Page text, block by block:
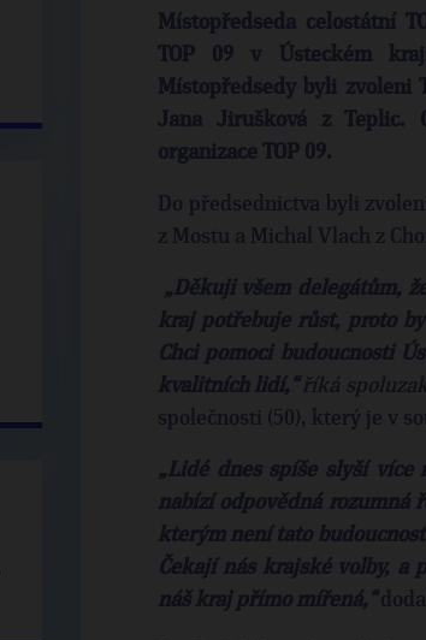
Místopředseda celostátní
TOP 09 v Ústeckém
Místopředsedy byli zvoleni
Jana Jirušková z Teplic.
organizace TOP 09.
Do předsednictva byli
z Mostu a Michal Vlach z
„Děkuji všem delegátům,
kraj potřebuje růst, proto
Chci pomoci budoucnosti
kvalitních lidí,“říká
společnosti (50), který je v
„Lidé dnes spíše slyší více
nabízí odpovědná rozumná
kterým není tato
Čekají nás krajské volby, a
náš kraj přímo mířená,“